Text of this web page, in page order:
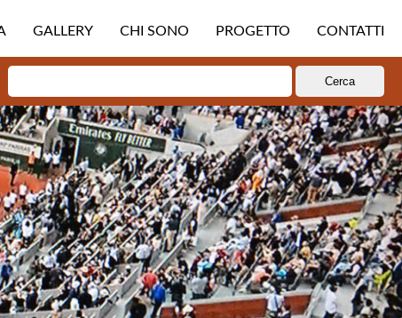
GALLERY CHI SONO PROGETTO CONTATTI
per: